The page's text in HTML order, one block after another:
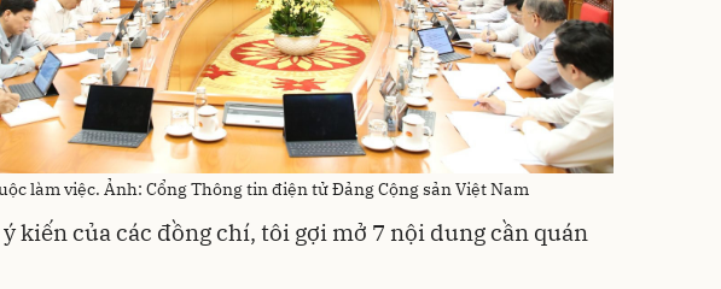
làm việc. Ảnh: Cổng Thông tin điện tử Đảng Cộng sản Việt Nam
kiến của các đồng chí, tôi gợi mở 7 nội dung cần quán